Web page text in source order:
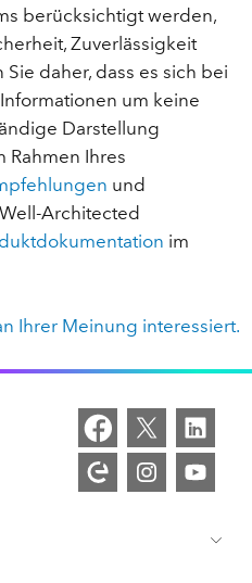
berücksichtigt werden,
Zuverlässigkeit
daher, dass es sich bei
um keine
Darstellung
Rahmen Ihres
und
Architected
im
Ihrer Meinung interessiert.